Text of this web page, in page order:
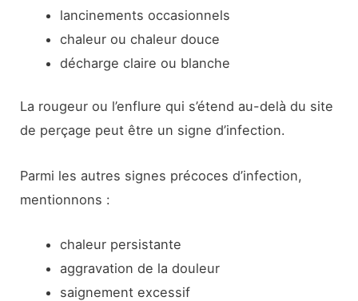
lancinements occasionnels
chaleur ou chaleur douce
décharge claire ou blanche
La rougeur ou l’enflure qui s’étend au-delà du site
de perçage peut être un signe d’infection.
Parmi les autres signes précoces d’infection,
mentionnons :
chaleur persistante
aggravation de la douleur
saignement excessif